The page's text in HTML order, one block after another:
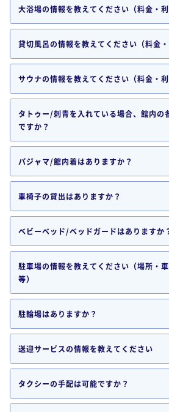
大浴場の情報を教えてください（料金・利
貸切風呂の情報を教えてください（料金・
サウナの情報を教えてください（料金・利
タトゥー/刺青を入れている場合、館内の
ですか？
パジャマ/館内着はありますか？
車椅子の貸出はありますか？
ベビーベッド/ベッドガードはありますか
駐車場の情報を教えてください（場所・
等）
駐輪場はありますか？
送迎サービスの情報を教えてください
タクシーの手配は可能ですか？